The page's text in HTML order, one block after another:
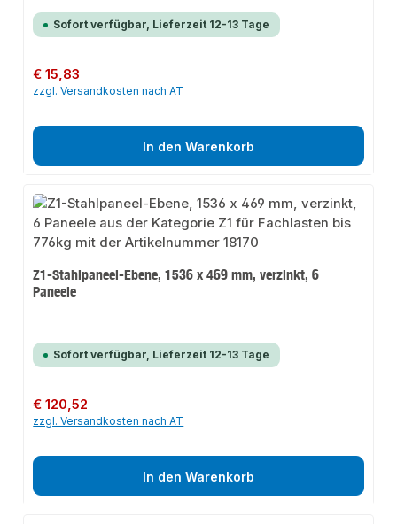
Sofort verfügbar, Lieferzeit 12-13 Tage
Regulärer Preis:
€ 15,83
zzgl. Versandkosten nach AT
In den Warenkorb
Z1-Stahlpaneel-Ebene, 1536 x 469 mm, verzinkt, 6
Paneele
Sofort verfügbar, Lieferzeit 12-13 Tage
Regulärer Preis:
€ 120,52
zzgl. Versandkosten nach AT
In den Warenkorb